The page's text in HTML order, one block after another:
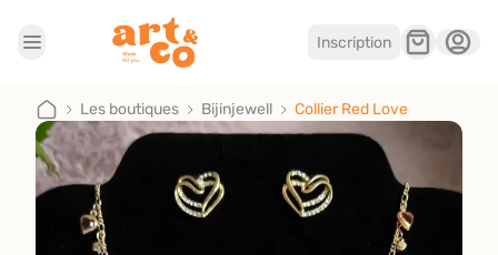
Inscription
Les boutiques
Je suis artisan
Les boutiques Bijinjewell Collier Red Love